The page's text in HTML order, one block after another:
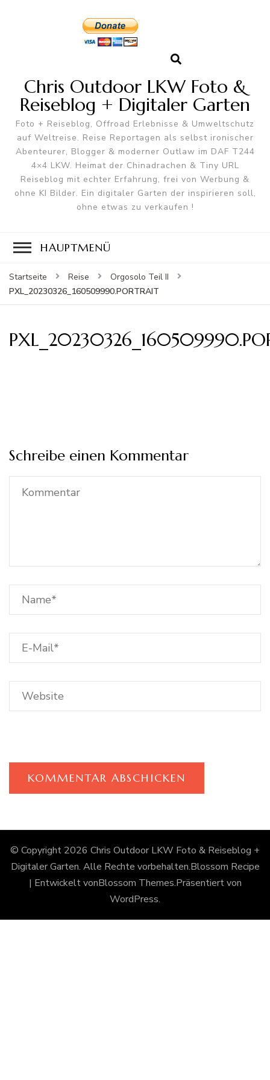
Chris Outdoor LKW Foto &
Reiseblog + Digitaler Garten
Foto + Reiseblog, Offroad Erlebnisse & Umweltschutz
auf Weltreise. Reise Reportagen als selbst ironischer
Abenteurer, Blogger & moderner Outlaw im DAF T244
4×4 LKW. Heimat der Chinadrachen & Tiny URL
Reiseblog mit echter Erfahrung, frei von Werbung &
ohne KI Bilder. Ein digitaler Garten der inspirieren soll,
ohne etwas zu verkaufen !
HAUPTMENÜ
Startseite Reise
Orgosolo Teil II
PXL_20230326_160509990.PORTRAIT
Schreibe einen Kommentar
© Copyright 2026 Chris Outdoor LKW Foto & Reiseblog +
Digitaler Garten. Alle Rechte vorbehalten.Blossom Recipe
| Entwickelt vonBlossom Themes.Präsentiert von
WordPress.